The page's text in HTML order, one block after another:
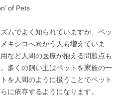
of Pets
ムでよく知られていますが、ペッ
キシコへ向かう人も増えていま
など人間の医療が抱える問題点も
多くの飼い主はペットを家族の一
を人間のように扱うことでペット
に依存するようになります。